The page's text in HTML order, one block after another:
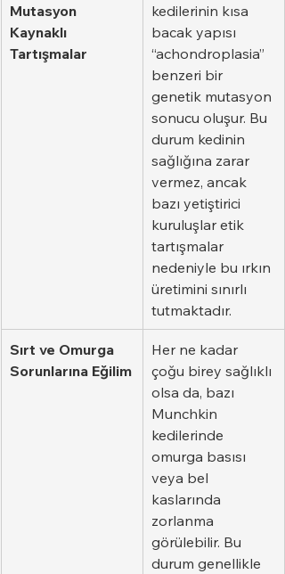
Mutasyon
Kaynaklı
Tartışmalar
kedilerinin kısa
bacak yapısı
“achondroplasia”
benzeri bir
genetik mutasyon
sonucu oluşur. Bu
durum kedinin
sağlığına zarar
vermez, ancak
bazı yetiştirici
kuruluşlar etik
tartışmalar
nedeniyle bu ırkın
üretimini sınırlı
tutmaktadır.
Sırt ve Omurga
Sorunlarına Eğilim
Her ne kadar
çoğu birey sağlıklı
olsa da, bazı
Munchkin
kedilerinde
omurga basısı
veya bel
kaslarında
zorlanma
görülebilir. Bu
durum genellikle